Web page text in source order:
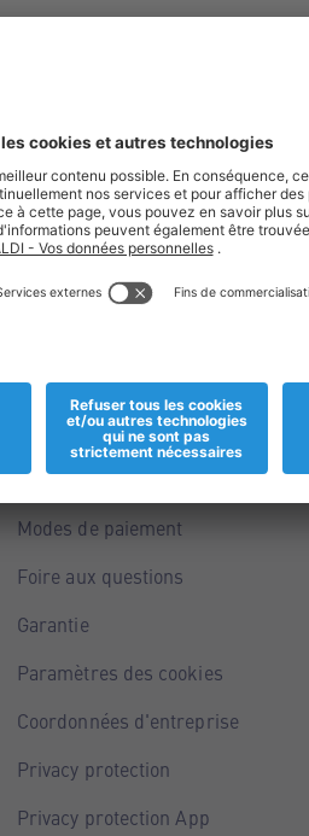
de nos offres.
Informations
Magasins
Modes de paiement
Foire aux questions
Garantie
Paramètres des cookies
Coordonnées d'entreprise
Privacy protection
Privacy protection App